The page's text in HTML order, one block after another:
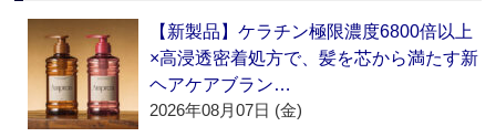
【新製品】ケラチン極限濃度6800倍以上
×高浸透密着処方で、髪を芯から満たす新
ヘアケアブラン…
2026年08月07日 (金)